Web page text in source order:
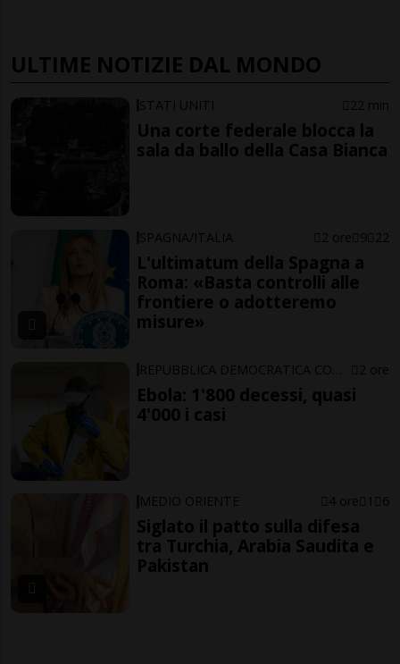
ULTIME NOTIZIE DAL MONDO
STATI UNITI 22 min
Una corte federale blocca la
sala da ballo della Casa Bianca
SPAGNA/ITALIA 2 ore 9 22
L'ultimatum della Spagna a
Roma: «Basta controlli alle
frontiere o adotteremo
misure»
2 ore
Ebola: 1'800 decessi, quasi
4'000 i casi
MEDIO ORIENTE 4 ore 1 6
Siglato il patto sulla difesa
tra Turchia, Arabia Saudita e
Pakistan